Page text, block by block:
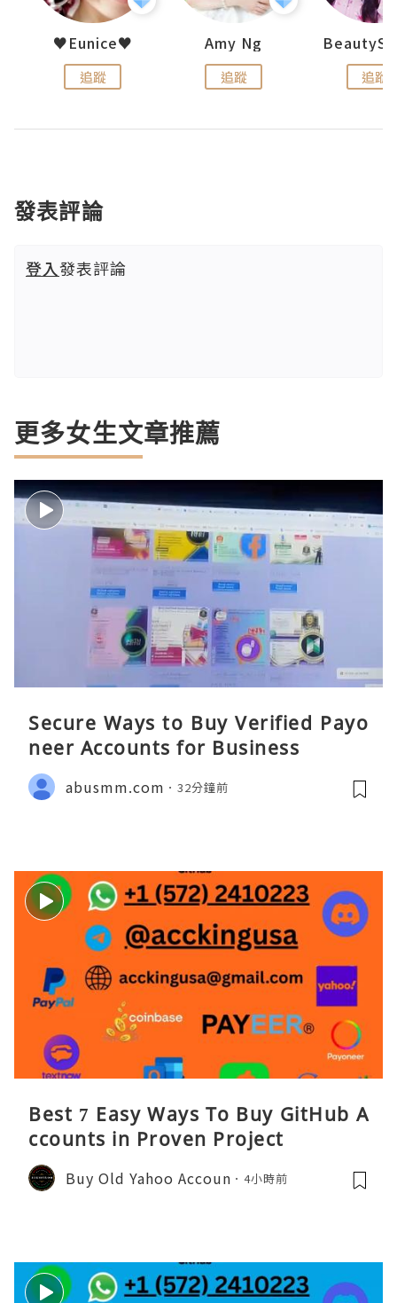
♥Eunice♥
追蹤
Amy Ng
追蹤 追蹤
發表評論
登入發表評論
更多女生文章推薦
Secure Ways to Buy Verified Payo
neer Accounts for Business
abusmm.com 32分鐘前
Best 7 Easy Ways To Buy GitHub A
ccounts in Proven Project
Buy Old Yahoo Accoun 4小時前